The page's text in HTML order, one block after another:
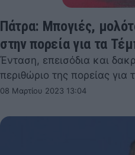
Πάτρα: Μπογιές,
στην πορεία για τα
Ένταση, επεισόδια και
περιθώριο της πορείας για
08 Μαρτίου 2023 13:04